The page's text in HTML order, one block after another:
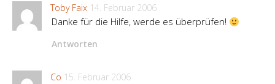
Toby Faix 14. Februar 2006
Danke für die Hilfe, werde es überprüfen!
Antworten
Co 15. Februar 2006